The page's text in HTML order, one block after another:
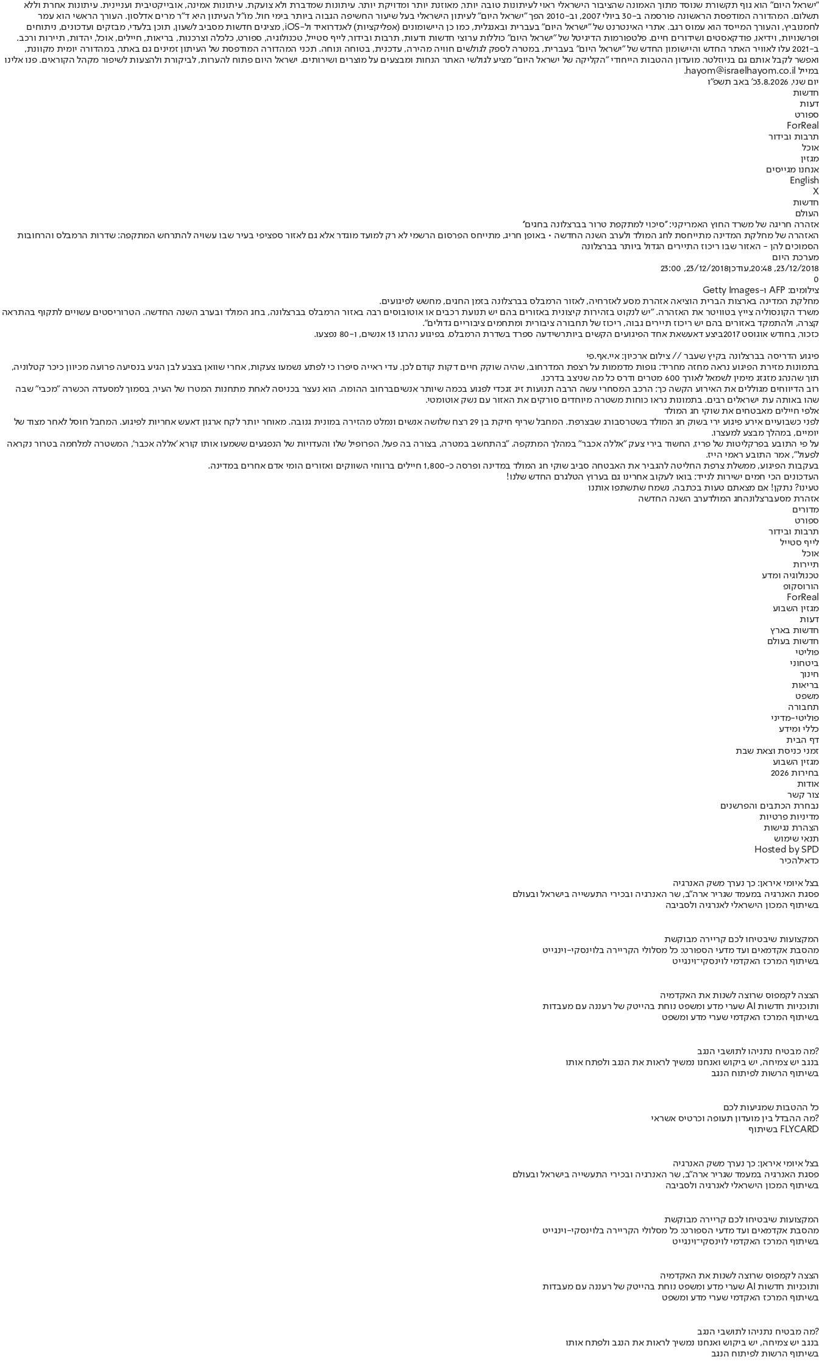
"ישראל היום" הוא גוף תקשורת שנוסד מתוך האמונה שהציבור הישראלי ראוי לעיתונות טובה יותר, מאוזנת יותר ומדויקת יותר. עיתונות שמדברת ולא צועקת. עיתונות אמינה, אובייקטיבית ועניינית. עיתונות אחרת וללא
תשלום. המהדורה המודפסת הראשונה פורסמה ב-30 ביולי 2007, וב-2010 הפך "ישראל היום" לעיתון הישראלי בעל שיעור החשיפה הגבוה ביותר בימי חול. מו"ל העיתון היא ד"ר מרים אדלסון. העורך הראשי הוא עמר
לחמנוביץ, והעורך המייסד הוא עמוס רגב. אתרי האינטרנט של "ישראל היום" בעברית ובאנגלית, כמו כן היישומונים (אפליקציות) לאנדרואיד ול-iOS, מציגים חדשות מסביב לשעון, תוכן בלעדי, מבזקים ועדכונים, ניתוחים
ופרשנויות, וידיאו, פודקאסטים ושידורים חיים. פלטפורמות הדיגיטל של "ישראל היום" כוללות ערוצי חדשות ודעות, תרבות ובידור, לייף סטייל, טכנולוגיה, ספורט, כלכלה וצרכנות, בריאות, חיילים, אוכל, יהדות, תיירות ורכב.
ב-2021 עלו לאוויר האתר החדש והיישומון החדש של "ישראל היום" בעברית, במטרה לספק לגולשים חוויה מהירה, עדכנית, בטוחה ונוחה. תכני המהדורה המודפסת של העיתון זמינים גם באתר, במהדורה יומית מקוונת,
ואפשר לקבל אותם גם בניוזלטר. מועדון ההטבות הייחודי "הקליקה של ישראל היום" מציע לגולשי האתר הנחות ומבצעים על מוצרים ושירותים. ישראל היום פתוח להערות, לביקורת ולהצעות לשיפור מקהל הקוראים. פנו אלינו
במייל hayom@israelhayom.co.il.
יום שני, 3.8.2026
כ' באב תשפ"ו
חדשות
דעות
ספורט
ForReal
תרבות ובידור
אוכל
מגזין
אנחנו מגייסים
English
X
חדשות
העולם
אזהרה חריגה של משרד החוץ האמריקני: ''סיכוי למתקפת טרור בברצלונה בחגים''
האזהרה של מחלקת המדינה מתייחסת לחג המולד ולערב השנה החדשה • באופן חריג, מתייחס הפרסום הרשמי לא רק למועד מוגדר אלא גם לאזור ספציפי בעיר שבו עשויה להתרחש המתקפה: שדרות הרמבלס והרחובות
הסמוכים להן - האזור שבו ריכוז התיירים הגדול ביותר בברצלונה
מערכת היום
23/12/2018, 20:48
,עודכן23/12/2018, 23:00
0
צילומים: AFP ו-Getty Images
מחלקת המדינה בארצות הברית הוציאה אזהרת מסע לאזרחיה, לאזור הרמבלס בברצלונה בזמן החגים, מחשש לפיגועים.
משרד הקונסוליה צייץ בטוויטר את האזהרה. "יש לנקוט בזהירות קיצונית באזורים בהם יש תנועת רכבים או אוטובוסים רבה באזור הרמבלס בברצלונה, בחג המולד ובערב השנה החדשה. הטרוריסטים עשויים לתקוף בהתראה
קצרה, ולהתמקד באזורים בהם יש ריכוז תיירים גבוה, ריכוז של תחבורה ציבורית ומתחמים ציבוריים גדולים".
כזכור, בחודש אוגוסט 2017
ביצע דאעשאת אחד הפיגועים הקשים ביותרשידעה ספרד בשדרת הרמבלס. בפיגוע נהרגו 13 אנשים, ו-80 נפצעו.
פיגוע הדריסה בברצלונה בקיץ שעבר // צילום ארכיון: איי.אף.פי
בתמונות מזירת הפיגוע נראה מחזה מחריד: גופות מדממות על רצפת המדרחוב, שהיה שוקק חיים דקות קודם לכן. עדי ראייה סיפרו כי לפתע נשמעו צעקות, אחרי שוואן בצבע לבן הגיע בנסיעה פרועה מכיוון כיכר קטלוניה,
תוך שהנהג מזגזג מימין לשמאל לאורך 600 מטרים ודרס כל מה שניצב בדרכו.
רוב הדיווחים מגוללים את האירוע הקשה כך: הרכב המסחרי עשה הרבה תנועות זיג זגכדי לפגוע בכמה שיותר אנשיםברחוב ההומה. הוא נעצר בכניסה לאחת מתחנות המטרו של העיר, בסמוך למסעדה הכשרה "מכבי" שבה
שהו באותה עת ישראלים רבים. בתמונות נראו כוחות משטרה מיוחדים סורקים את האזור עם נשק אוטומטי.
אלפי חיילים מאבטחים את שוקי חג המולד
לפני כשבועיים אירע פיגוע ירי בשוק חג המולד בשטרסבורג שבצרפת. המחבל שריף חיקת בן 29 רצח שלושה אנשים ונמלט מהזירה במונית גנובה. מאוחר יותר לקח ארגון דאעש אחריות לפיגוע. המחבל חוסל לאחר מצוד של
יומיים, במהלך מבצע למעצרו.
על פי התובע בפרקליטות של פריז, החשוד בירי צעק "אללה אכבר" במהלך המתקפה. "בהתחשב במטרה, בצורה בה פעל, הפרופיל שלו והעדויות של הנפגעים ששמעו אותו קורא 'אללה אכבר', המשטרה למלחמה בטרור נקראה
לפעול", אמר התובע ראמי הייז.
בעקבות הפיגוע, ממשלת צרפת החליטה להגביר את האבטחה סביב שוקי חג המולד במדינה ופרסה כ-1,800 חיילים ברווחי השווקים ואזורים הומי אדם אחרים במדינה.
העדכונים הכי חמים ישירות לנייד: בואו לעקוב אחרינו גם בערוץ הטלגרם החדש שלנו!
טעינו? נתקן! אם מצאתם טעות בכתבה, נשמח שתשתפו אותנו
אזהרת מסעברצלונהחג המולדערב השנה החדשה
מדורים
ספורט
תרבות ובידור
לייף סטייל
אוכל
תיירות
טכנולוגיה ומדע
הורוסקופ
ForReal
מגזין השבוע
דעות
חדשות בארץ
חדשות בעולם
פוליטי
ביטחוני
חינוך
בריאות
משפט
תחבורה
פוליטי-מדיני
כללי ומידע
דף הבית
זמני כניסת וצאת שבת
מגזין השבוע
בחירות 2026
אודות
צור קשר
נבחרת הכתבים והפרשנים
מדיניות פרטיות
הצהרת נגישות
תנאי שימוש
Hosted by SPD
כדאילהכיר
בצל איומי איראן: כך נערך משק האנרגיה
פסגת האנרגיה במעמד שגריר ארה"ב, שר האנרגיה ובכירי התעשייה בישראל ובעולם
בשיתוף המכון הישראלי לאנרגיה ולסביבה
המקצועות שיבטיחו לכם קריירה מבוקשת
מהסבת אקדמאים ועד מדעי הספורט: כל מסלולי הקריירה בלוינסקי-וינגייט
בשיתוף המרכז האקדמי לוינסקי־וינגייט
הצצה לקמפוס שרוצה לשנות את האקדמיה
שערי מדע ומשפט נוחת בהייטק של רעננה עם מעבדות AI ותוכניות חדשות
בשיתוף המרכז האקדמי שערי מדע ומשפט
מה מבטיח נתניהו לתושבי הנגב?
בנגב יש צמיחה, יש ביקוש ואנחנו נמשיך לראות את הנגב ולפתח אותו
בשיתוף הרשות לפיתוח הנגב
כל ההטבות שמגיעות לכם
מה ההבדל בין מועדון תעופה וכרטיס אשראי?
בשיתוף FLYCARD
בצל איומי איראן: כך נערך משק האנרגיה
פסגת האנרגיה במעמד שגריר ארה"ב, שר האנרגיה ובכירי התעשייה בישראל ובעולם
בשיתוף המכון הישראלי לאנרגיה ולסביבה
המקצועות שיבטיחו לכם קריירה מבוקשת
מהסבת אקדמאים ועד מדעי הספורט: כל מסלולי הקריירה בלוינסקי-וינגייט
בשיתוף המרכז האקדמי לוינסקי־וינגייט
הצצה לקמפוס שרוצה לשנות את האקדמיה
שערי מדע ומשפט נוחת בהייטק של רעננה עם מעבדות AI ותוכניות חדשות
בשיתוף המרכז האקדמי שערי מדע ומשפט
מה מבטיח נתניהו לתושבי הנגב?
בנגב יש צמיחה, יש ביקוש ואנחנו נמשיך לראות את הנגב ולפתח אותו
בשיתוף הרשות לפיתוח הנגב